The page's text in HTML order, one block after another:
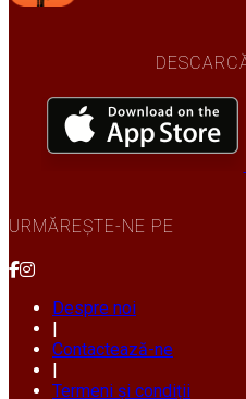
URMĂREȘTE-NE PE
Despre noi
Contactează-ne
Termeni și condiții